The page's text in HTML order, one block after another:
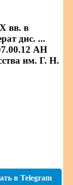
вв. в
дис. ...
АН
им. Г. Н.
в Telegram